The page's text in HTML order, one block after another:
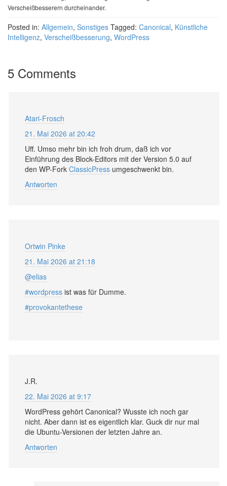
Verscheißbesserern durcheinander.
Posted in: Allgemein, Sonstiges Tagged: Canonical, Künstliche
Intelligenz, Verscheißbesserung, WordPress
5 Comments
Atari-Frosch
21. Mai 2026 at 20:42
Uff. Umso mehr bin ich froh drum, daß ich vor
Einführung des Block-Editors mit der Version 5.0 auf
den WP-Fork ClassicPress umgeschwenkt bin.
Antworten
Ortwin Pinke
21. Mai 2026 at 21:18
@elias
#wordpress ist was für Dumme.
#provokantethese
J.R.
22. Mai 2026 at 9:17
WordPress gehört Canonical? Wusste ich noch gar
nicht. Aber dann ist es eigentlich klar. Guck dir nur mal
die Ubuntu-Versionen der letzten Jahre an.
Antworten